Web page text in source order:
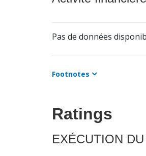
Pas de données
Footnotes
Ratings
EXÉCUTION